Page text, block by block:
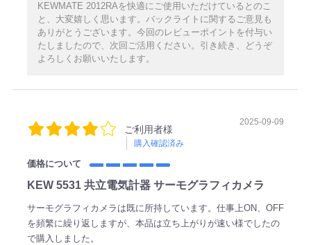
KEWMATE 2012RAを快適にご使用いただけているとのこ
と、大変嬉しく思います。バックライトに関するご意見も
ありがとうございます。今回のレビューポイントを付与い
たしましたので、次回ご活用ください。引き続き、どうぞ
よろしくお願いいたします。
ご利用者様
購入確認済み
2025-09-09
価格について
KEW 5531 共立電気計器 サーモグラフィカメラ
サーモグラフィカメラは既に所持しています。仕事上ON、OFF
を頻繁に繰り返しますが、本品は立ち上がりが速い様でしたの
で購入しました。